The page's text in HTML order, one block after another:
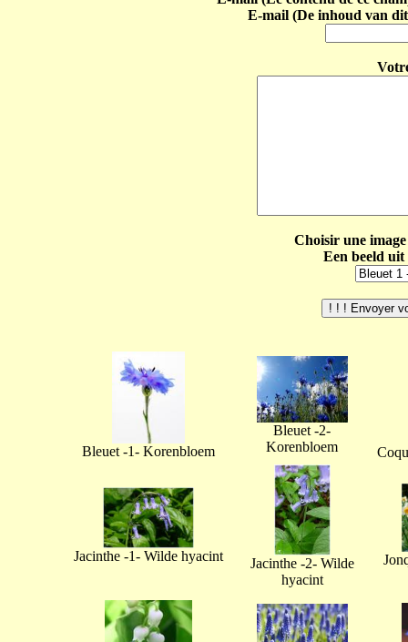
E-mail (De inhoud van
Choisir une
Een beeld
Bleuet -1- Korenbloem
Bleuet -2-
Korenbloem
Jacinthe -1- Wilde hyacint
Jacinthe -2- Wilde
hyacint